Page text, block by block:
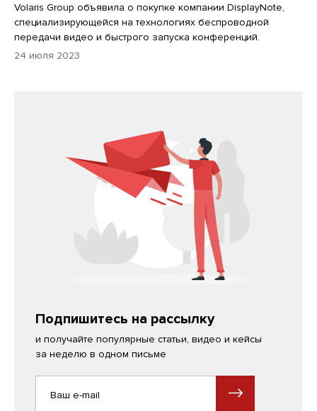
Volaris Group объявила о покупке компании DisplayNote,
специализирующейся на технологиях беспроводной
передачи видео и быстрого запуска конференций.
24 июля 2023
Подпишитесь на рассылку
и получайте популярные статьи, видео и кейсы
за неделю в одном письме